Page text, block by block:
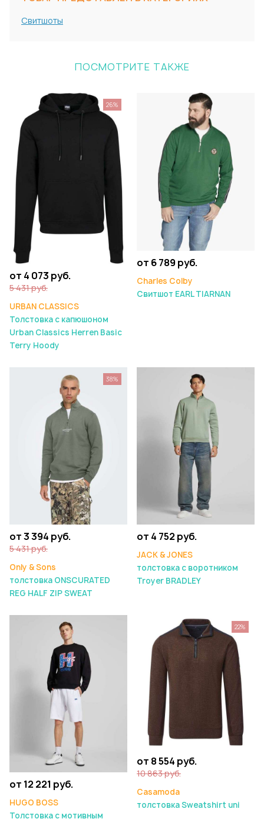
Свитшоты
ПОСМОТРИТЕ ТАКЖЕ
от 4 073 руб.
5 431 руб.
URBAN CLASSICS
Толстовка с капюшоном
Urban Classics Herren Basic
Terry Hoody
26%
от 6 789 руб.
Charles Colby
Свитшот EARL TIARNAN
от 3 394 руб.
5 431 руб.
Only & Sons
толстовка ONSCURATED
REG HALF ZIP SWEAT
38%
от 4 752 руб.
JACK & JONES
толстовка с воротником
Troyer BRADLEY
от 12 221 руб.
HUGO BOSS
Толстовка с мотивным
от 8 554 руб.
10 863 руб.
Casamoda
толстовка Sweatshirt uni
22%